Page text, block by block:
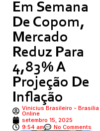
Em Semana
De Copom,
Mercado
Reduz Para
4,83% A
Projeção De
Inflação
Vinícius Brasileiro - Brasília
Online
setembro 15, 2025
9:54 am
No Comments